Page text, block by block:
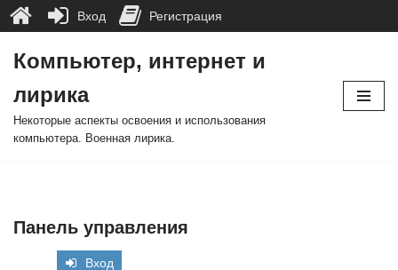
к
содержимому
Компьютер, интернет и
лирика
Некоторые аспекты освоения и использования
компьютера. Военная лирика.
Панель управления
Вход
Вход Регистрация